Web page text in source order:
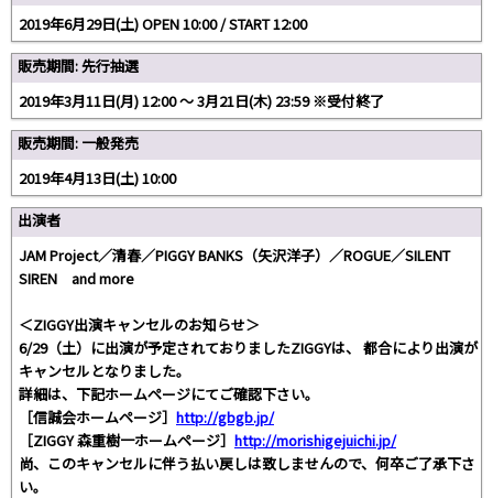
2019年6月29日(土) OPEN 10:00 / START 12:00
販売期間: 先行抽選
2019年3月11日(月) 12:00 〜 3月21日(木) 23:59 ※受付終了
販売期間: 一般発売
2019年4月13日(土) 10:00
出演者
JAM Project／清春／PIGGY BANKS（矢沢洋子）／ROGUE／SILENT
SIREN and more
＜ZIGGY出演キャンセルのお知らせ＞
6/29（土）に出演が予定されておりましたZIGGYは、 都合により出演が
キャンセルとなりました。
詳細は、下記ホームページにてご確認下さい。
［信誠会ホームページ］ http://gbgb.jp/
［ZIGGY 森重樹一ホームページ］ http://morishigejuichi.jp/
尚、このキャンセルに伴う払い戻しは致しませんので、何卒ご了承下さ
い。